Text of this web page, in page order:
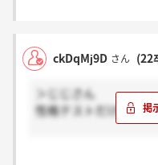
ckDqMj9D さん (22
＞じじさん
性格テストだけでし